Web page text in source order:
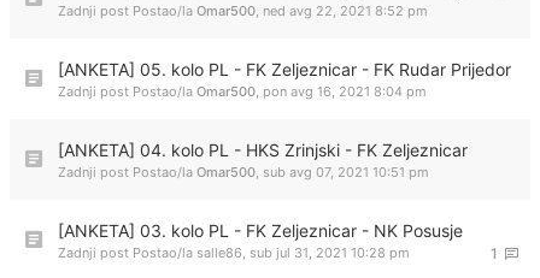
Zadnji post Postao/la Omar500, ned avg 22, 2021 8:52 pm
[ANKETA] 05. kolo PL - FK Zeljeznicar - FK Rudar Prijedor
Zadnji post Postao/la Omar500, pon avg 16, 2021 8:04 pm
[ANKETA] 04. kolo PL - HKS Zrinjski - FK Zeljeznicar
Zadnji post Postao/la Omar500, sub avg 07, 2021 10:51 pm
[ANKETA] 03. kolo PL - FK Zeljeznicar - NK Posusje
1
Zadnji post Postao/la salle86, sub jul 31, 2021 10:28 pm